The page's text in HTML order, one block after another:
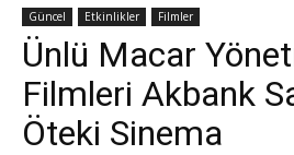
Güncel Etkinlikler Filmler
Ünlü Macar
Filmleri Akbank
Öteki Sinema